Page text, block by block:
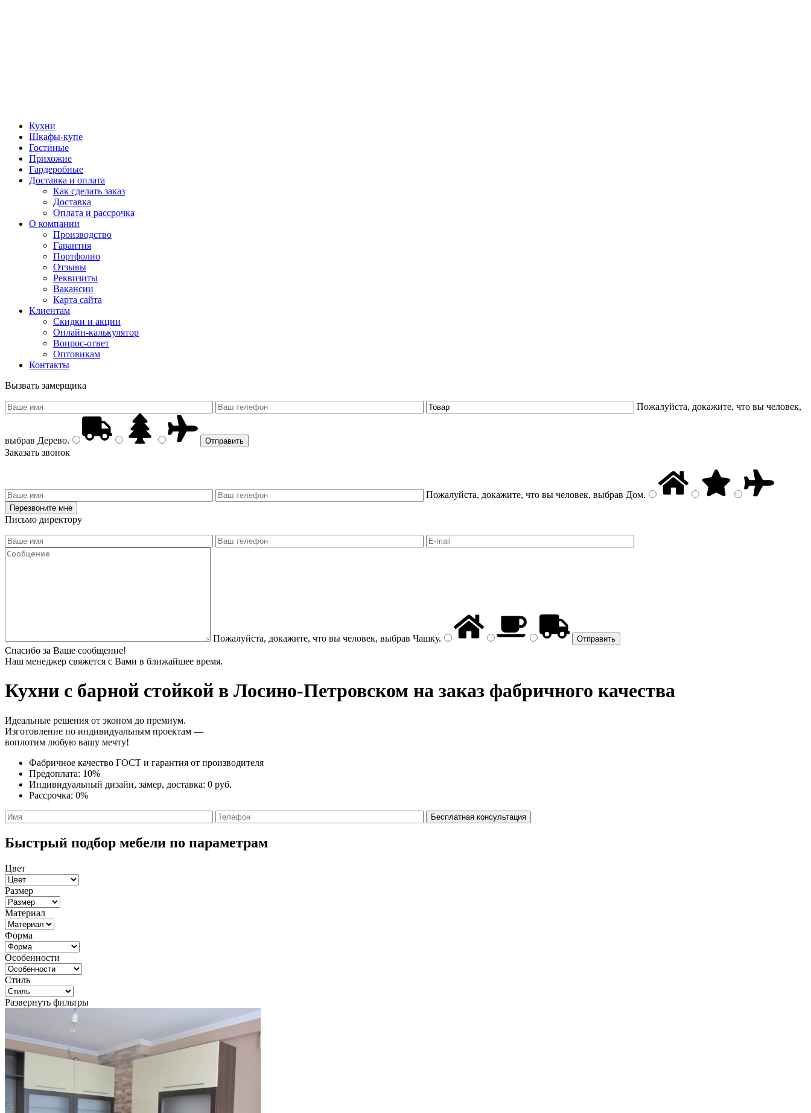
Кухни
Шкафы-купе
Гостиные
Прихожие
Гардеробные
Доставка и оплата
Как сделать заказ
Доставка
Оплата и рассрочка
О компании
Производство
Гарантия
Портфолио
Отзывы
Реквизиты
Вакансии
Карта сайта
Клиентам
Скидки и акции
Онлайн-калькулятор
Вопрос-ответ
Оптовикам
Контакты
Вызвать замерщика
Пожалуйста, докажите, что вы человек,
выбрав Дерево.
Заказать звонок
Пожалуйста, докажите, что вы человек, выбрав Дом.
Письмо директору
Пожалуйста, докажите, что вы человек, выбрав Чашку.
Спасибо за Ваше сообщение!
Наш менеджер свяжется с Вами в ближайшее время.
Кухни с барной стойкой в Лосино-Петровском на заказ фабричного качества
Идеальные решения от эконом до премиум.
Изготовление по индивидуальным проектам —
воплотим любую вашу мечту!
Фабричное качество ГОСТ и гарантия от производителя
Предоплата: 10%
Индивидуальный дизайн, замер, доставка: 0 руб.
Рассрочка: 0%
Быстрый подбор мебели по параметрам
Цвет
Размер
Материал
Форма
Особенности
Стиль
Развернуть фильтры